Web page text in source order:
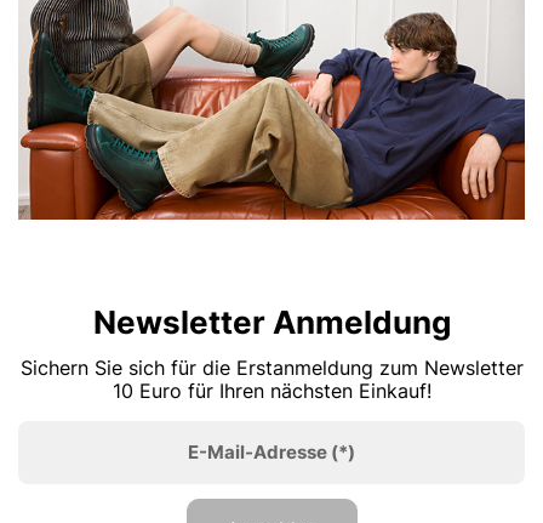
Newsletter Anmeldung
Sichern Sie sich für die Erstanmeldung zum Newsletter
10 Euro für Ihren nächsten Einkauf!
E-Mail-Adresse (*)